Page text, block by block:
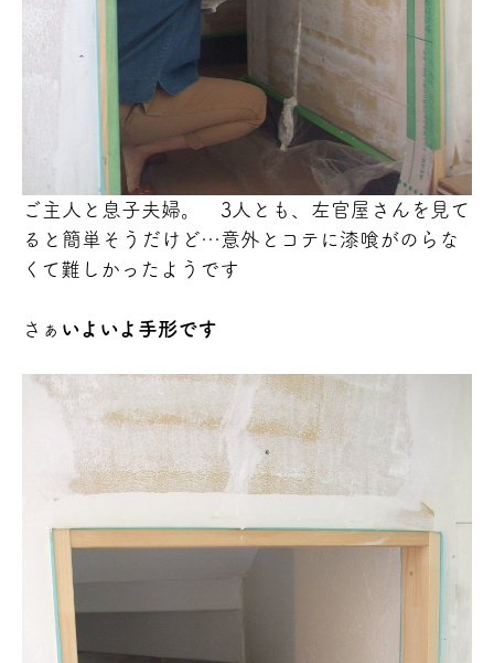
ご主人と息子夫婦。 3人とも、左官屋さんを見て
ると簡単そうだけど…意外とコテに漆喰がのらな
くて難しかったようです
さぁ いよいよ手形です